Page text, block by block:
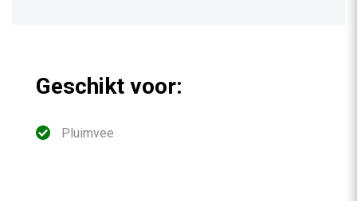
Geschikt voor:
Pluimvee